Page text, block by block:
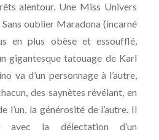
alentour. Une Miss Univers
oublier Maradona (incarné
en plus obèse et essoufflé,
gigantesque tatouage de Karl
va d’un personnage à l’autre,
des saynètes révélant, en
l’un, la générosité de l’autre. Il
avec la délectation d’un